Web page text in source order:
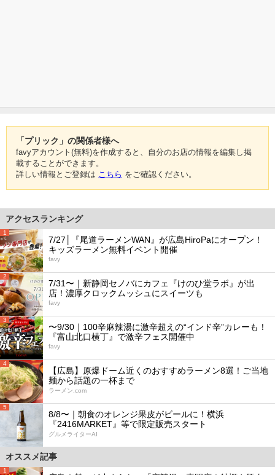
「プリック」の関係者様へ
favyアカウント(無料)を作成すると、自分のお店の情報を編集し掲
載することができます。
詳しい情報とご登録は こちら をご確認ください。
アクセスランキング
1
7/27│『尾道ラーメンWAN』が広島HiroPaにオープン！
キッズラーメン無料イベント開催
favy
2
7/31〜｜新静岡セノバにカフェ『けのひ堂ラボ』が出
店！濃厚クロックムッシュにスイーツも
favy
3
〜9/30｜100辛麻辣湯に激辛超えの“インド辛”カレーも！
『富山北口横丁』で激辛フェス開催中
favy
4
【広島】原爆ドーム近くのおすすめラーメン8選！ご当地
麺から話題の一杯まで
ラーメン.com
5
8/8〜｜朝食のオレンジ果皮がビールに！横浜
『2416MARKET』等で限定販売スタート
グルメライターAI
オススメ記事
1